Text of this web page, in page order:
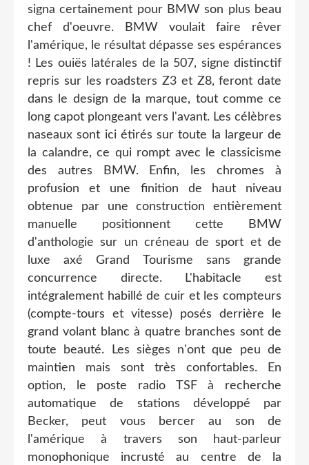
signa certainement pour BMW son plus beau
chef d'oeuvre. BMW voulait faire rêver
l'amérique, le résultat dépasse ses espérances
! Les ouiës latérales de la 507, signe distinctif
repris sur les roadsters Z3 et Z8, feront date
dans le design de la marque, tout comme ce
long capot plongeant vers l'avant. Les célèbres
naseaux sont ici étirés sur toute la largeur de
la calandre, ce qui rompt avec le classicisme
des autres BMW. Enfin, les chromes à
profusion et une finition de haut niveau
obtenue par une construction entièrement
manuelle positionnent cette BMW
d'anthologie sur un créneau de sport et de
luxe axé Grand Tourisme sans grande
concurrence directe. L'habitacle est
intégralement habillé de cuir et les compteurs
(compte-tours et vitesse) posés derrière le
grand volant blanc à quatre branches sont de
toute beauté. Les sièges n'ont que peu de
maintien mais sont très confortables. En
option, le poste radio TSF à recherche
automatique de stations développé par
Becker, peut vous bercer au son de
l'amérique à travers son haut-parleur
monophonique incrusté au centre de la